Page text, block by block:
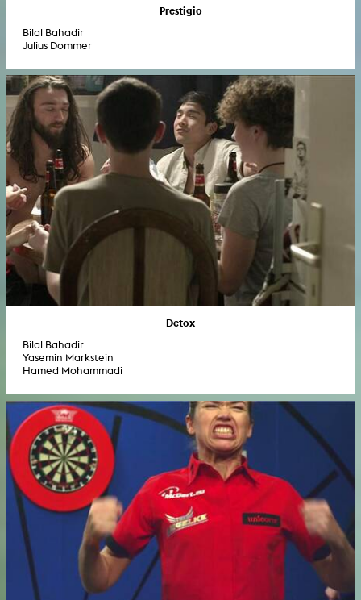
Prestigio
Bilal Bahadir
Julius Dommer
Detox
Bilal Bahadir
Yasemin Markstein
Hamed Mohammadi